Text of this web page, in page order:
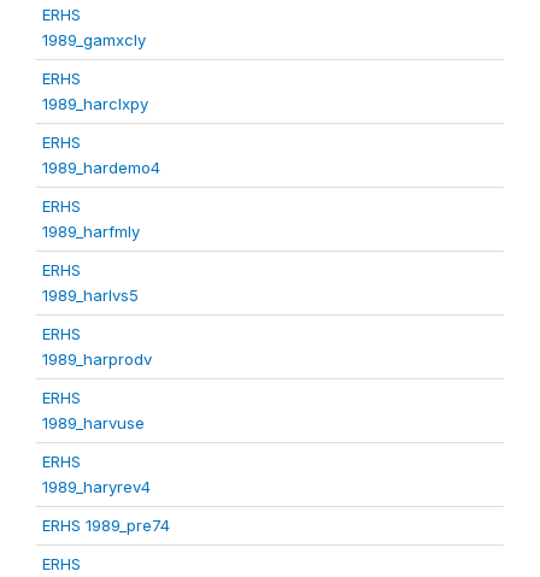
ERHS
1989_gamxcly
ERHS
1989_harclxpy
ERHS
1989_hardemo4
ERHS
1989_harfmly
ERHS
1989_harlvs5
ERHS
1989_harprodv
ERHS
1989_harvuse
ERHS
1989_haryrev4
ERHS 1989_pre74
ERHS